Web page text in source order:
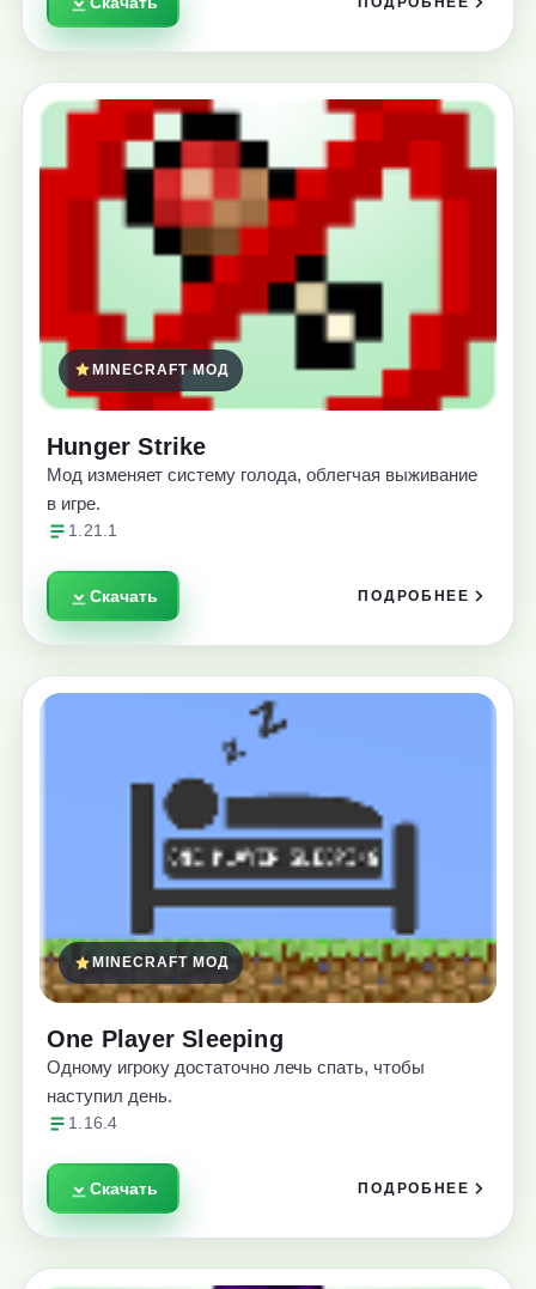
MINECRAFT МОД
Hunger Strike
Мод изменяет систему голода, облегчая выживание
в игре.
1.21.1
Скачать ПОДРОБНЕЕ
MINECRAFT МОД
One Player Sleeping
Одному игроку достаточно лечь спать, чтобы
наступил день.
1.16.4
Скачать ПОДРОБНЕЕ